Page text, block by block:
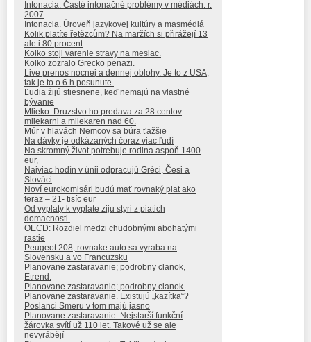
Intonacia. Časté intonačné problémy v médiách. r.
2007
Intonacia. Úroveň jazykovej kultúry a masmédiá
Kolik platíte řetězcům? Na maržích si přirážejí 13
ale i 80 procent
Kolko stoji varenie stravy na mesiac.
Kolko zozralo Grecko penazi.
Live prenos nocnej a dennej oblohy. Je to z USA,
tak je to o 6 h posunute.
Ľudia žijú stiesnene, keď nemajú na vlastné
bývanie
Mlieko. Druzstvo ho predava za 28 centov
mliekarni a mliekaren nad 60.
Múr v hlavách Nemcov sa búra ťažšie
Na dávky je odkázaných čoraz viac ľudí
Na skromný život potrebuje rodina aspoň 1400
eur,
Najviac hodín v únii odpracujú Gréci, Česi a
Slováci
Noví eurokomisári budú mať rovnaký plat ako
teraz – 21- tisíc eur
Od vyplaty k vyplate ziju styri z piatich
domacnosti.
OECD: Rozdiel medzi chudobnými abohatými
rastie
Peugeot 208, rovnake auto sa vyraba na
Slovensku a vo Francuzsku
Planovane zastaravanie; podrobny clanok,
Etrend.
Planovane zastaravanie; podrobny clanok.
Planovane zastaravanie. Existujú „kazítka“?
Poslanci Smeru v tom majú jasno
Planovane zastaravanie. Nejstarší funkční
žárovka svítí už 110 let. Takové už se ale
nevyrábějí